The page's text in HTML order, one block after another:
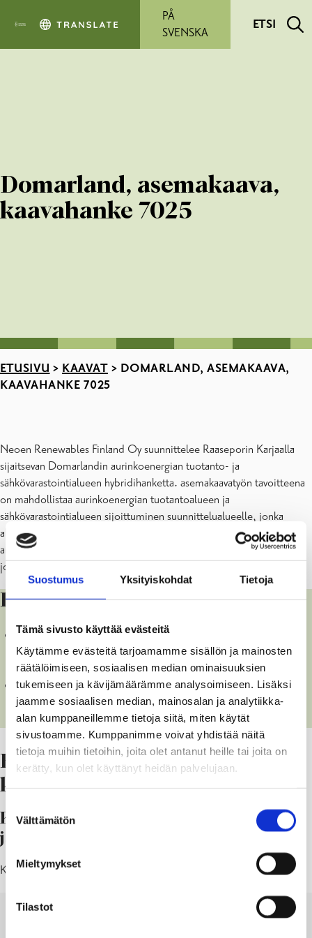
Suostumus Yksityiskohdat Tietoja
Tämä sivusto käyttää evästeitä
Käytämme evästeitä tarjoamamme sisällön ja mainosten
räätälöimiseen, sosiaalisen median ominaisuuksien
tukemiseen ja kävijämäärämme analysoimiseen. Lisäksi
jaamme sosiaalisen median, mainosalan ja analytiikka-
alan kumppaneillemme tietoja siitä, miten käytät
sivustoamme. Kumppanimme voivat yhdistää näitä
tietoja muihin tietoihin, joita olet antanut heille tai joita on
kerätty, kun olet käyttänyt heidän palvelujaan.
valinta
Välttämätön
Mieltymykset
Tilastot
PÅ
SVENSKA
ETSI
Domarland, asemakaava,
kaavahanke 7025
ETUSIVU > KAAVAT > DOMARLAND, ASEMAKAAVA,
KAAVAHANKE 7025
Neoen Renewables Finland Oy suunnittelee Raaseporin Karjaalla
sijaitsevan Domarlandin aurinkoenergian tuotanto- ja
sähkövarastointialueen hybridihanketta. asemakaavatyön tavoitteena
on mahdollistaa aurinkoenergian tuotantoalueen ja
sähkövarastointialueen sijoittuminen suunnittelualueelle, jonka
alustava pinta-ala on noin 113 ha. Kokonaispinta-alasta
aurinkoenergian tuotanto- ja sähkövarastointialuetta on noin 69 ha,
josta peltoaluetta noin 60 ha ja metsää noin 9
Lisätietoja antavat:
Kaavaa koskeviin tiedosteluihin vastaa kaavoituskonsultti Nosto
Consulting Oy, Pasi Lappalainen puh 0400 858 101
pasi.lappainen@nostoconsulting.fi
Hallinnollisen käsittelyn kaupungissa hoitaa kaupunginarkkitehti
Johanna Backas puh 019 289 3843,
johanna.backas@raasepori.fi
Hankkeen käsittelyvaihe ja
kaava-aineisto
Kaavoituksen aloitus ja osallistumis-
ja arviointisuunnitelma (OAS)
Kaavan vireille tulosta on kuulutettu: 13.6.2025.
PROGRAM FÖR DELTAGANDE OCH